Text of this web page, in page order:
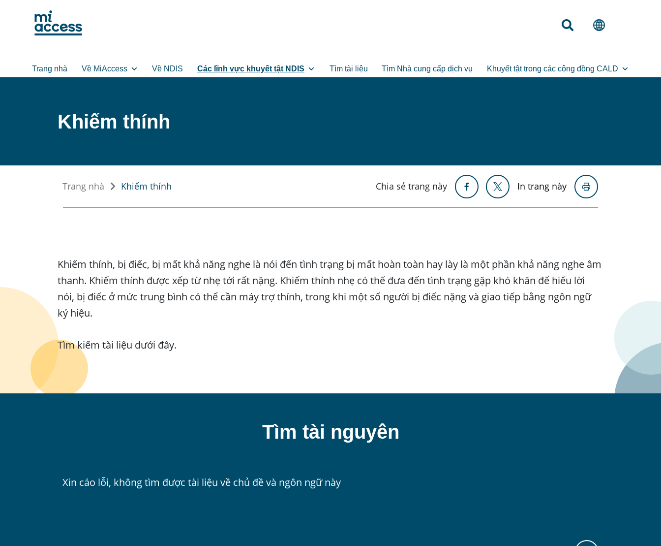
Trang nhà Về MiAccess Về NDIS Các lĩnh vực khuyết tật NDIS Tìm tài liệu Tìm Nhà cung cấp dịch vụ Khuyết tật trong các cộng đồng CALD
Khiếm thính
Trang nhà Khiếm thính Chia sẻ trang này In trang này
Khiếm thính, bị điếc, bị mất khả năng nghe là nói đến tình trạng bị mất hoàn toàn hay lày là một phần khả năng nghe âm
thanh. Khiếm thính được xếp từ nhẹ tới rất nặng. Khiếm thính nhẹ có thể đưa đến tình trạng gặp khó khăn để hiểu lời
nói, bị điếc ở mức trung bình có thể cần máy trợ thính, trong khi một số người bị điếc nặng và giao tiếp bằng ngôn ngữ
ký hiệu.
Tìm kiếm tài liệu dưới đây.
Tìm tài nguyên
Xin cáo lỗi, không tìm được tài liệu về chủ đề và ngôn ngữ này